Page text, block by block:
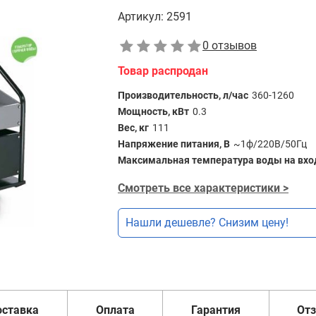
Артикул: 2591
0 отзывов
Товар распродан
Производительность, л/час 360-1260
Мощность, кВт 0.3
Вес, кг 111
Напряжение питания, В ~1ф/220В/50Гц
Максимальная температура воды на
Смотреть все характеристики >
Нашли дешевле? Снизим цену!
Оплата Гарантия